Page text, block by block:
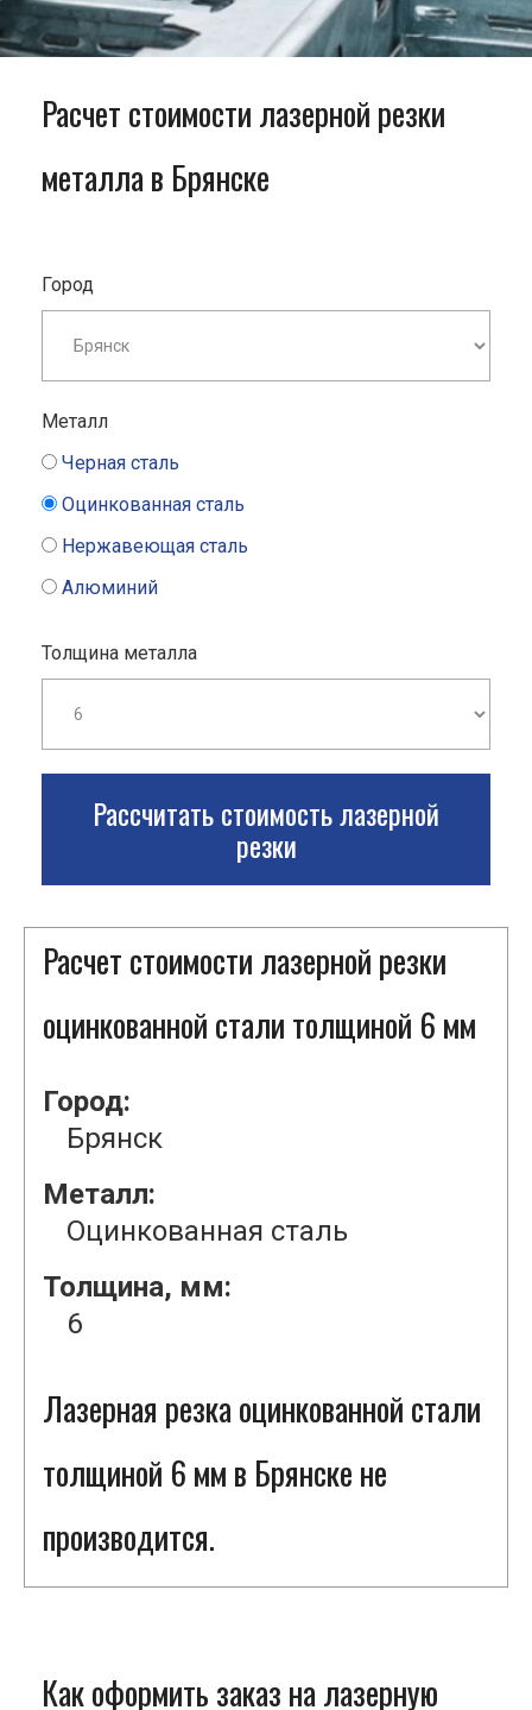
Расчет стоимости лазерной резки
металла в Брянске
Город
Металл
Черная сталь
Оцинкованная сталь
Нержавеющая сталь
Алюминий
Толщина металла
Рассчитать стоимость лазерной
резки
Расчет стоимости лазерной резки
оцинкованной стали толщиной 6 мм
Город:
Брянск
Металл:
Оцинкованная сталь
Толщина, мм:
6
Лазерная резка оцинкованной стали
толщиной 6 мм в Брянске не
производится.
Как оформить заказ на лазерную